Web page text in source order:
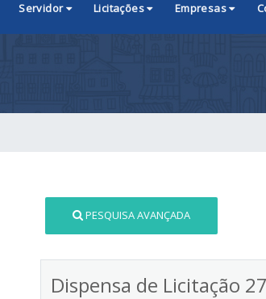
Servidor Licitações Empresas
PESQUISA AVANÇADA
Dispensa de Licitação